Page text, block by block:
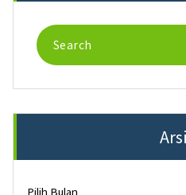
Search
for: